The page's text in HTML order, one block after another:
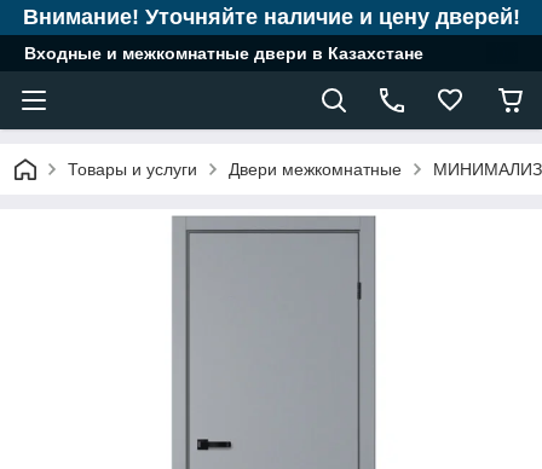
Внимание! Уточняйте наличие и цену дверей!
Входные и межкомнатные двери в Казахстане
Товары и услуги Двери межкомнатные